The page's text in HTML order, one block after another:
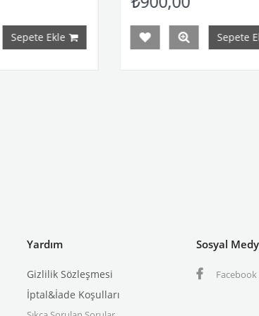
Sepete Ekle Sepete
Yardım
Gizlilik Sözleşmesi
İptal&İade Koşulları
Sosyal
Facebook